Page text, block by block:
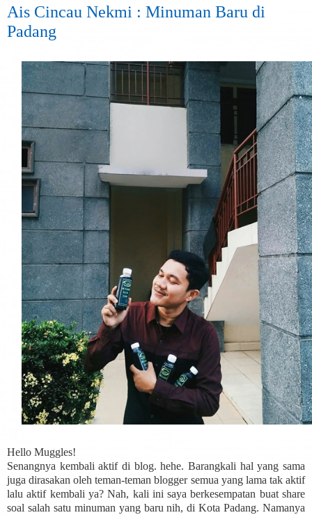
Ais Cincau Nekmi : Minuman Baru di
Padang
Hello Muggles!
Senangnya kembali aktif di blog. hehe. Barangkali hal yang sama
juga dirasakan oleh teman-teman blogger semua yang lama tak aktif
lalu aktif kembali ya? Nah, kali ini saya berkesempatan buat share
soal salah satu minuman yang baru nih, di Kota Padang. Namanya